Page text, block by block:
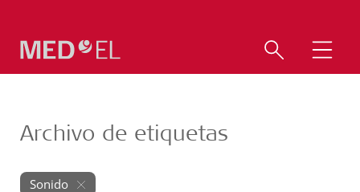
Archivo de etiquetas
Sonido